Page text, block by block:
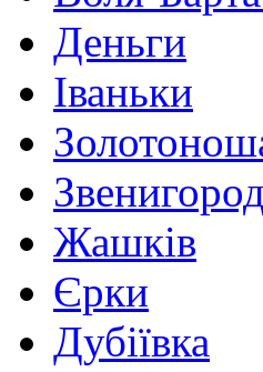
Деньги
Іваньки
Жашків
Єрки
Дубіївка